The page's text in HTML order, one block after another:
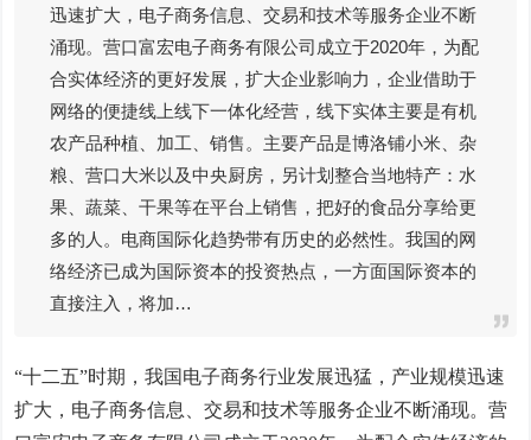
迅速扩大，电子商务信息、交易和技术等服务企业不断
涌现。营口富宏电子商务有限公司成立于2020年，为配
合实体经济的更好发展，扩大企业影响力，企业借助于
网络的便捷线上线下一体化经营，线下实体主要是有机
农产品种植、加工、销售。主要产品是博洛铺小米、杂
粮、营口大米以及中央厨房，另计划整合当地特产：水
果、蔬菜、干果等在平台上销售，把好的食品分享给更
多的人。电商国际化趋势带有历史的必然性。我国的网
络经济已成为国际资本的投资热点，一方面国际资本的
直接注入，将加…
“十二五”时期，我国电子商务行业发展迅猛，产业规模迅速
扩大，电子商务信息、交易和技术等服务企业不断涌现。营